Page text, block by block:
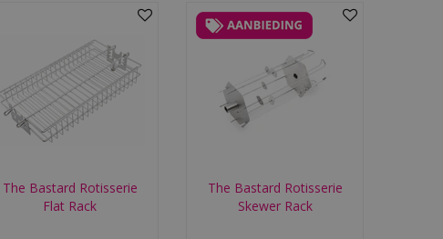
The Bastard Rotisserie
Flat Rack
The Bastard Rotisserie
Skewer Rack